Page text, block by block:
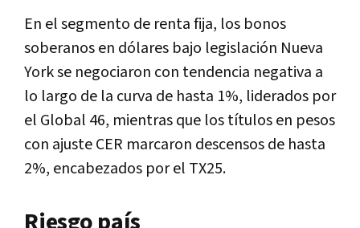
En el segmento de renta fija, los bonos
soberanos en dólares bajo legislación Nueva
York se negociaron con tendencia negativa a
lo largo de la curva de hasta 1%, liderados por
el Global 46, mientras que los títulos en pesos
con ajuste CER marcaron descensos de hasta
2%, encabezados por el TX25.